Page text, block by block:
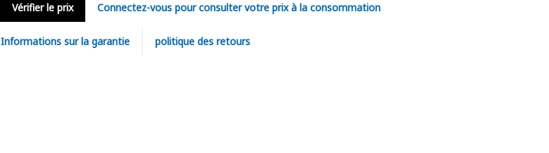
Vérifier le prix Connectez-vous pour consulter votre prix à la consommation
Informations sur la garantie politique des retours